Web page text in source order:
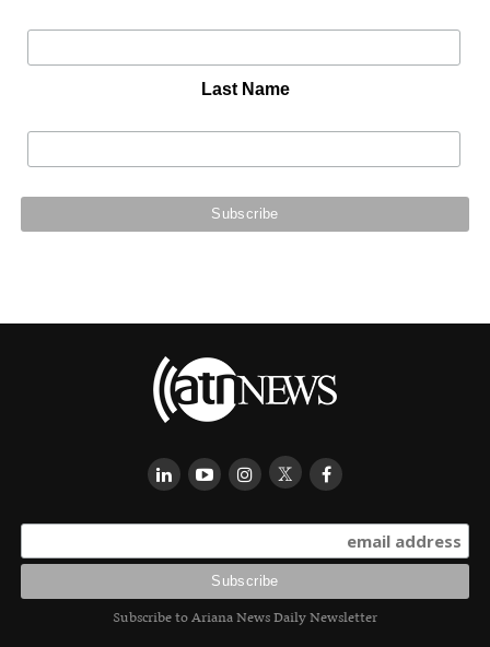
Last Name
Subscribe to Ariana News Daily Newsletter